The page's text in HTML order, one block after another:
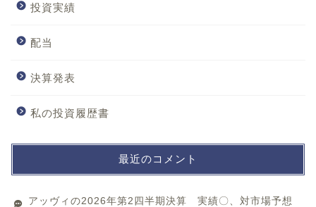
投資実績
配当
決算発表
私の投資履歴書
最近のコメント
アッヴィの2026年第2四半期決算 実績〇、対市場予想